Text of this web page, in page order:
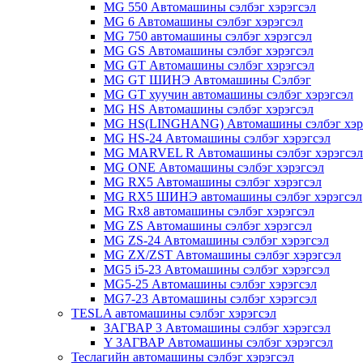
MG 550 Автомашины сэлбэг хэрэгсэл
MG 6 Автомашины сэлбэг хэрэгсэл
MG 750 автомашины сэлбэг хэрэгсэл
MG GS Автомашины сэлбэг хэрэгсэл
MG GT Автомашины сэлбэг хэрэгсэл
MG GT ШИНЭ Автомашины Сэлбэг
MG GT хуучин автомашины сэлбэг хэрэгсэл
MG HS Автомашины сэлбэг хэрэгсэл
MG HS(LINGHANG) Автомашины сэлбэг
MG HS-24 Автомашины сэлбэг хэрэгсэл
MG MARVEL R Автомашины сэлбэг хэрэгсэл
MG ONE Автомашины сэлбэг хэрэгсэл
MG RX5 Автомашины сэлбэг хэрэгсэл
MG RX5 ШИНЭ автомашины сэлбэг хэрэгсэл
MG Rx8 автомашины сэлбэг хэрэгсэл
MG ZS Автомашины сэлбэг хэрэгсэл
MG ZS-24 Автомашины сэлбэг хэрэгсэл
MG ZX/ZST Автомашины сэлбэг хэрэгсэл
MG5 i5-23 Автомашины сэлбэг хэрэгсэл
MG5-25 Автомашины сэлбэг хэрэгсэл
MG7-23 Автомашины сэлбэг хэрэгсэл
TESLA автомашины сэлбэг хэрэгсэл
ЗАГВАР 3 Автомашины сэлбэг хэрэгсэл
Y ЗАГВАР Автомашины сэлбэг хэрэгсэл
Теслагийн автомашины сэлбэг хэрэгсэл